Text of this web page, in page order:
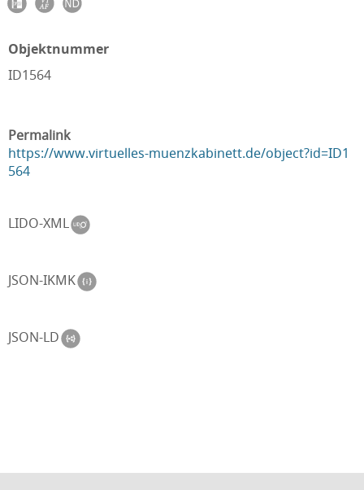
Objektnummer
ID1564
Permalink
https://www.virtuelles-muenzkabinett.de/object?id=ID1
564
LIDO-XML
JSON-IKMK
JSON-LD